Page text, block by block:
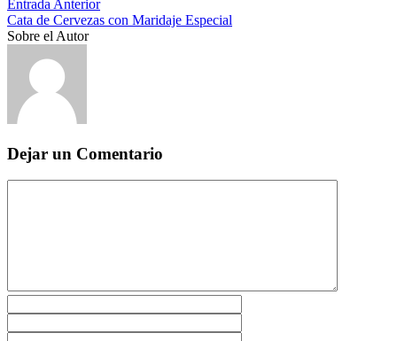
Entrada Anterior
Cata de Cervezas con Maridaje Especial
Sobre el Autor
Dejar un Comentario